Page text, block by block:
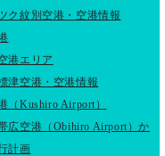
ク紋別空港・空港情報
港エリア
津空港・空港情報
（Kushiro Airport）
広空港（Obihiro Airport）か
計画